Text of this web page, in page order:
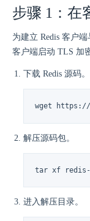
步骤 1：在
为建立 Redis 客户
客户端启动 TLS 加
下载 Redis 源码。
wget
解压源码包。
tar xf
进入解压目录。